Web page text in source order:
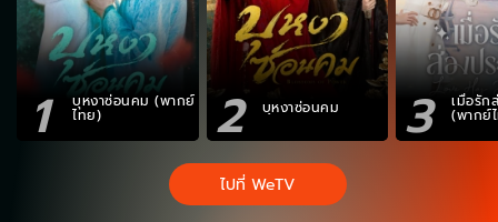
1 บุหงาซ่อนคม (พากย์
ไทย) 2 บุหงาซ่อนคม 3 เมื่อรัก
(พากย์
ไปที่ WeTV